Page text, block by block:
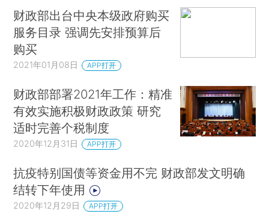
财政部出台中央本级政府购买
服务目录 强调先安排预算后
购买
2021年01月08日 APP打开
财政部部署2021年工作：精准
有效实施积极财政政策 研究
适时完善个税制度
2020年12月31日 APP打开
抗疫特别国债等资金用不完 财政部发文明确
结转下年使用
2020年12月29日 APP打开